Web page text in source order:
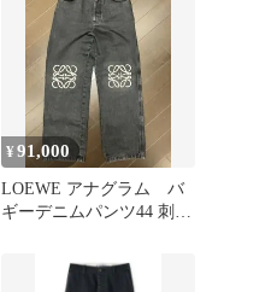
¥91,000
LOEWE アナグラム バ
ギーデニムパンツ44 刺繍